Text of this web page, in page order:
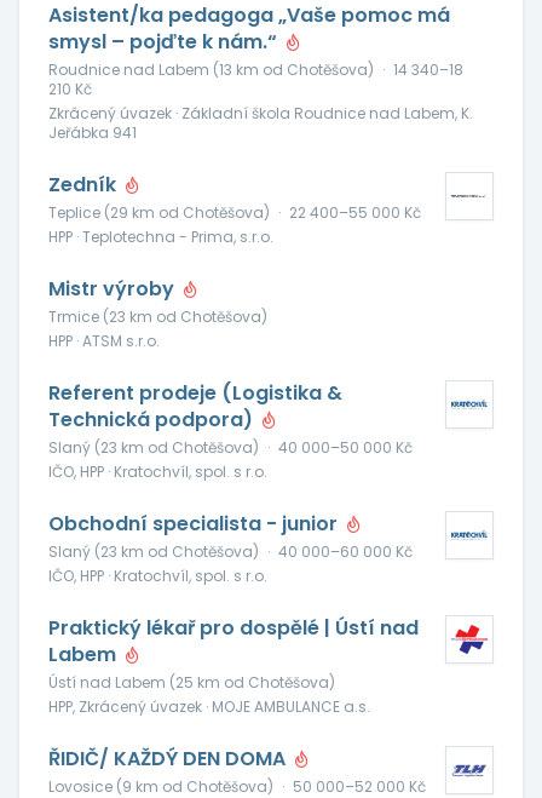
Asistent/ka pedagoga „Vaše pomoc má
smysl – pojďte k nám.“
Roudnice nad Labem (13 km od Chotěšova) · 14 340–18
210 Kč
Zkrácený úvazek · Základní škola Roudnice nad Labem, K.
Jeřábka 941
Zedník
Teplice (29 km od Chotěšova) · 22 400–55 000 Kč
HPP · Teplotechna - Prima, s.r.o.
Mistr výroby
Trmice (23 km od Chotěšova)
HPP · ATSM s.r.o.
Referent prodeje (Logistika &
Technická podpora)
Slaný (23 km od Chotěšova) · 40 000–50 000 Kč
IČO, HPP · Kratochvíl, spol. s r.o.
Obchodní specialista - junior
Slaný (23 km od Chotěšova) · 40 000–60 000 Kč
IČO, HPP · Kratochvíl, spol. s r.o.
Praktický lékař pro dospělé | Ústí nad
Labem
Ústí nad Labem (25 km od Chotěšova)
HPP, Zkrácený úvazek · MOJE AMBULANCE a.s.
ŘIDIČ/ KAŽDÝ DEN DOMA
Lovosice (9 km od Chotěšova) · 50 000–52 000 Kč